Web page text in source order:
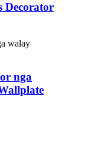
Decorator
nga